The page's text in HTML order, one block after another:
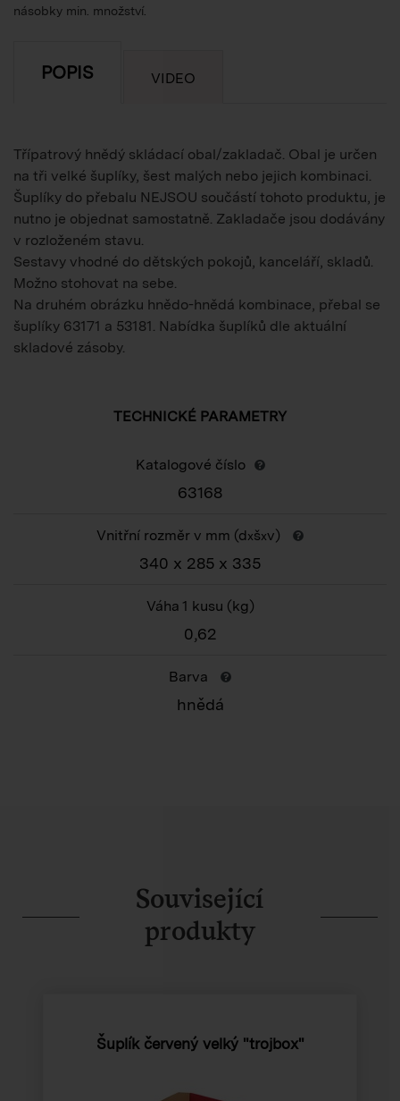
násobky min. množství.
POPIS VIDEO
Třípatrový hnědý skládací obal/zakladač. Obal je určen
na tři velké šuplíky, šest malých nebo jejich kombinaci.
Šuplíky do přebalu NEJSOU součástí tohoto produktu, je
nutno je objednat samostatně. Zakladače jsou dodávány
v rozloženém stavu.
Sestavy vhodné do dětských pokojů, kanceláří, skladů.
Možno stohovat na sebe.
Na druhém obrázku hnědo-hnědá kombinace, přebal se
šuplíky 63171 a 53181. Nabídka šuplíků dle aktuální
skladové zásoby.
TECHNICKÉ PARAMETRY
Katalogové číslo
63168
Vnitřní rozměr v mm (dxšxv)
340 x 285 x 335
Váha 1 kusu (kg)
0,62
Barva
hnědá
Související
produkty
Šuplík červený velký "trojbox"